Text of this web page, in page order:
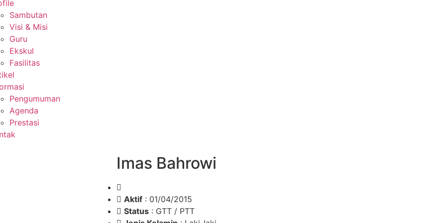
Sambutan
Visi & Misi
Guru
Ekskul
Fasilitas
Pengumuman
Agenda
Prestasi
Imas Bahrowi
Aktif : 01/04/2015
Status : GTT / PTT